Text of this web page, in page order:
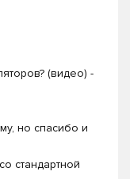
но спасибо и
стандартной